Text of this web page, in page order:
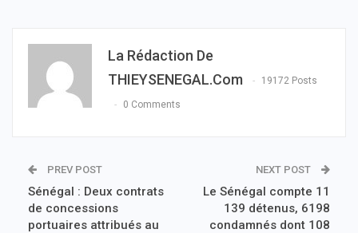
La Rédaction De
THIEYSENEGAL.com
19172 Posts
0 Comments
PREV POST
Sénégal : Deux contrats
de concessions
portuaires attribués au
NEXT POST
Le Sénégal compte 11
139 détenus, 6198
condamnés dont 108